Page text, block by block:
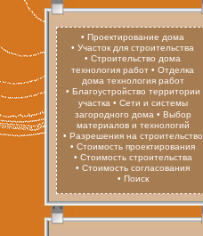
• Проектирование дома
• Участок для строительства
• Строительство дома
технология работ • Отделка
дома технология работ
• Благоустройство территории
участка • Сети и системы
загородного дома • Выбор
материалов и технологий
• Разрешения на строительство
• Стоимость проектирования
• Стоимость строительства
• Стоимость согласования
• Поиск